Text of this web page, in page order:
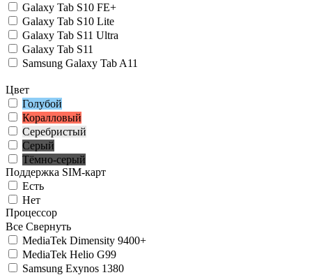
Galaxy Tab S10 FE+
Galaxy Tab S10 Lite
Galaxy Tab S11 Ultra
Galaxy Tab S11
Samsung Galaxy Tab A11
Цвет
Голубой
Коралловый
Серебристый
Серый
Тёмно-серый
Поддержка SIM-карт
Есть
Нет
Процессор
Все Свернуть
MediaTek Dimensity 9400+
MediaTek Helio G99
Samsung Exynos 1380